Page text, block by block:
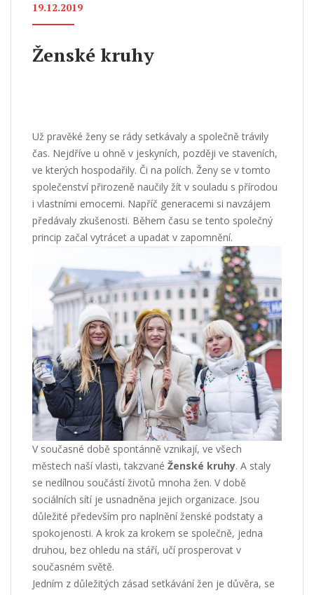
19.12.2019
Ženské kruhy
Už pravěké ženy se rády setkávaly a společně trávily
čas. Nejdříve u ohně v jeskyních, později ve staveních,
ve kterých hospodařily. Či na polích. Ženy se v tomto
společenství přirozeně naučily žít v souladu s přírodou
i vlastními emocemi. Napříč generacemi si navzájem
předávaly zkušenosti. Během času se tento společný
princip začal vytrácet a upadat v zapomnění.
V současné době spontánně vznikají, ve všech
městech naší vlasti, takzvané Ženské kruhy. A staly
se nedílnou součástí životů mnoha žen. V době
sociálních sítí je usnadněna jejich organizace. Jsou
důležité především pro naplnění ženské podstaty a
spokojenosti. A krok za krokem se společně, jedna
druhou, bez ohledu na stáří, učí prosperovat v
současném světě.
Jedním z důležitých zásad setkávání žen je důvěra, se